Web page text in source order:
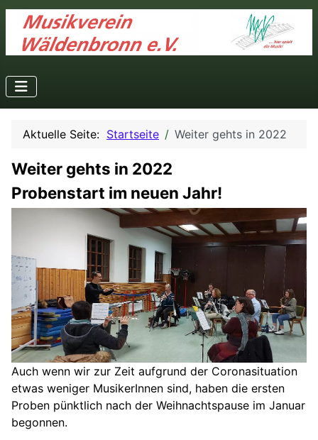
Aktuelle Seite: Startseite Weiter gehts in 2022
Weiter gehts in 2022
Probenstart im neuen Jahr!
Auch wenn wir zur Zeit aufgrund der Coronasituation
etwas weniger MusikerInnen sind, haben die ersten
Proben pünktlich nach der Weihnachtspause im Januar
begonnen.